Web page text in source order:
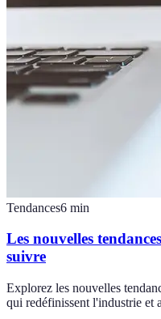
Tendances6 min
Les nouvelles
suivre
Explorez les nouvelles
qui redéfinissent l'industrie et